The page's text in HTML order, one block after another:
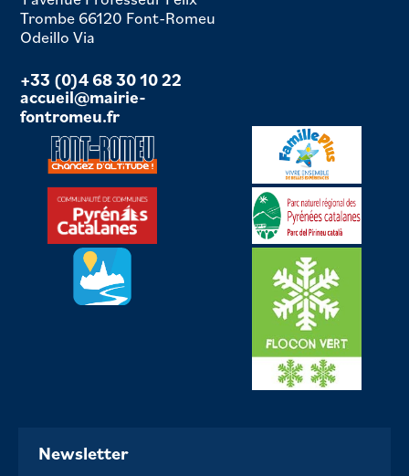
Trombe 66120 Font-Romeu
Odeillo Via
+33 (0)4 68 30 10 22
accueil@mairie-
fontromeu.fr
Newsletter